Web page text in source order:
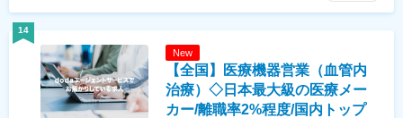
14
New
【全国】医療機器営業（血管内
治療）◇日本最大級の医療メー
カー/離職率2%程度/国内トップ